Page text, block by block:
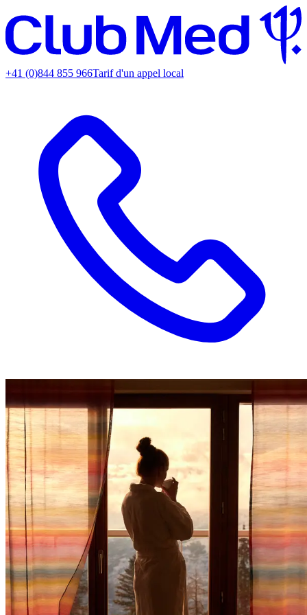
+41 (0)844 855 966Tarif d'un appel local